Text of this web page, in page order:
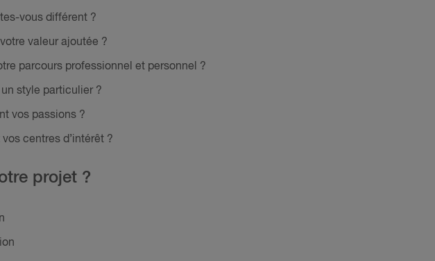
vous différent ?
valeur ajoutée ?
parcours professionnel et personnel ?
style particulier ?
vos passions ?
centres d’intérêt ?
projet ?